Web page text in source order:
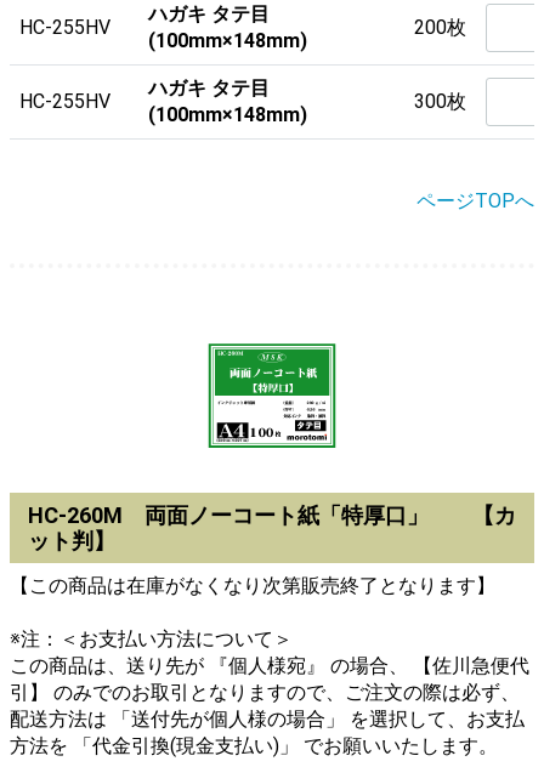
HC-255HV
ハガキ タテ目
(100mm×148mm)
200枚
HC-255HV
ハガキ タテ目
(100mm×148mm)
300枚
ページTOPへ
HC-260M 両面ノーコート紙「特厚口」 【カ
ット判】
【この商品は在庫がなくなり次第販売終了となります】
※注：＜お支払い方法について＞
この商品は、送り先が 『個人様宛』 の場合、 【佐川急便代
引】 のみでのお取引となりますので、ご注文の際は必ず、
配送方法は 「送付先が個人様の場合」 を選択して、お支払
方法を 「代金引換(現金支払い)」 でお願いいたします。